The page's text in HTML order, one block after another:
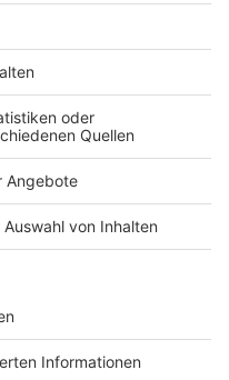
auszuprobieren und
um einzutauchen
Also, warum
sich selbst etwas